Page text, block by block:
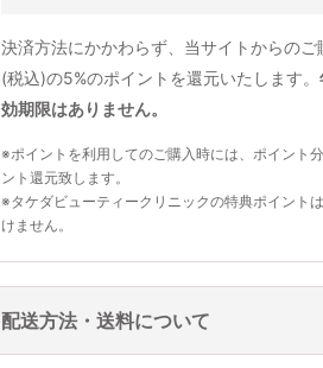
決済方法にかかわらず、当サイトからの
(税込)の5%のポイントを還元いたします。
効期限はありません。
※ポイントを利用してのご購入時には、ポイント
ント還元致します。
※タケダビューティークリニックの特典ポイント
けません。
配送方法・送料について